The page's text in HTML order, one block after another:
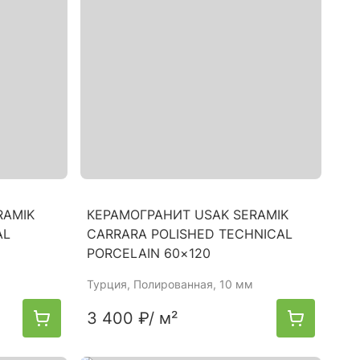
КЕРАМОГРАНИТ USAK SERAMIK
CARRARA POLISHED TECHNICAL
PORCELAIN 60×120
Турция, Полированная, 10 мм
3 400 ₽/ м²